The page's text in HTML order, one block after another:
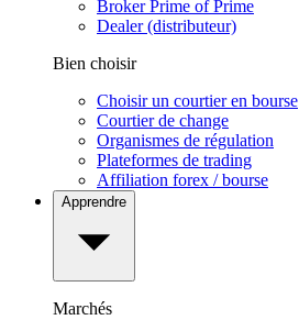
Broker Prime of Prime
Dealer (distributeur)
Bien choisir
Choisir un courtier en bourse
Courtier de change
Organismes de régulation
Plateformes de trading
Affiliation forex / bourse
Apprendre
Marchés